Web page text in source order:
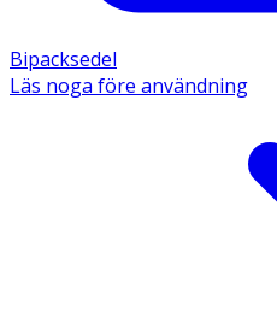
Bipacksedel
Läs noga före användning